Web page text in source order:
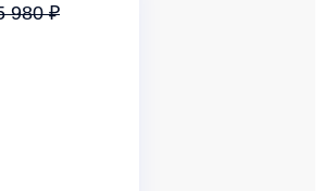
980 ₽